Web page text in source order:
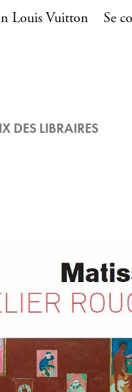
Louis Vuitton Se
DES LIBRAIRES